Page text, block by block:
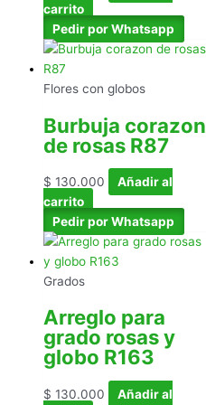
carrito
Pedir por Whatsapp
Flores con globos
Burbuja corazon
de rosas R87
$ 130.000
Añadir al
carrito
Pedir por Whatsapp
Grados
Arreglo para
grado rosas y
globo R163
$ 130.000 Añadir al